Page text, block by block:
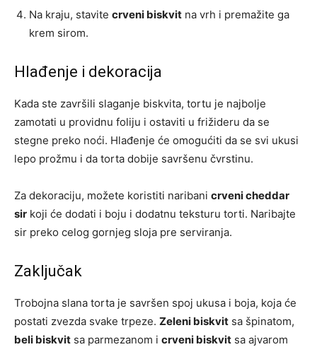
Na kraju, stavite crveni biskvit na vrh i premažite ga
krem sirom.
Hlađenje i dekoracija
Kada ste završili slaganje biskvita, tortu je najbolje
zamotati u providnu foliju i ostaviti u frižideru da se
stegne preko noći. Hlađenje će omogućiti da se svi ukusi
lepo prožmu i da torta dobije savršenu čvrstinu.
Za dekoraciju, možete koristiti naribani crveni cheddar
sir koji će dodati i boju i dodatnu teksturu torti. Naribajte
sir preko celog gornjeg sloja pre serviranja.
Zaključak
Trobojna slana torta je savršen spoj ukusa i boja, koja će
postati zvezda svake trpeze. Zeleni biskvit sa špinatom,
beli biskvit sa parmezanom i crveni biskvit sa ajvarom